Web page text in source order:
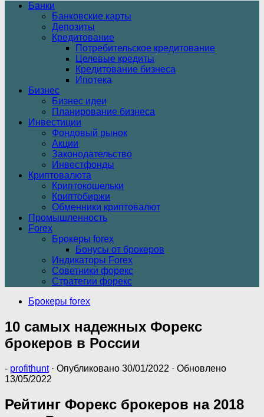
Банки
Банковские карты
Депозиты
Кредитование
Потребительское кредитование
Целевые кредиты
Кредитование бизнеса
Ипотека
Бизнес
Бизнес идеи
Планирование бизнеса
Инвестиции
Фондовый рынок
Акции
Законодательство
Инвестфонды
Криптовалюта
Криптокошельки
Криптобиржи
Обменники криптовалют
Промышленность
Forex
Брокеры forex
Бонусы от брокеров
Индикаторы Forex
Советники форекс
Стратегии форекс
Брокеры forex
10 самых надежных Форекс
брокеров в России
- profithunt · Опубликовано 30/01/2022 · Обновлено
13/05/2022
Рейтинг Форекс брокеров на 2018